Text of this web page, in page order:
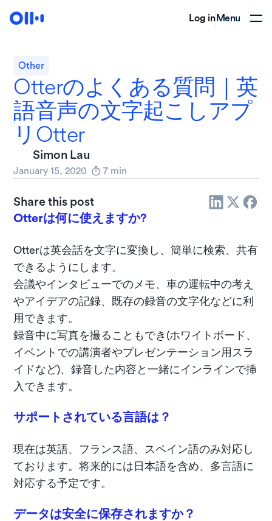
Log in Menu
Other
Otterのよくある質問｜英
語音声の文字起こしアプ
リOtter
Simon Lau
January 15, 2020 7 min
Share this post
Otterは何に使えますか?
Otterは英会話を文字に変換し、簡単に検索、共有
できるようにします。
会議やインタビューでのメモ、車の運転中の考え
やアイデアの記録、既存の録音の文字化などに利
用できます。
録音中に写真を撮ることもでき(ホワイトボード、
イベントでの講演者やプレゼンテーション用スラ
イドなど)、録音した内容と一緒にインラインで挿
入できます。
サポートされている言語は？
現在は英語、フランス語、スペイン語のみ対応し
ております。将来的には日本語を含め、多言語に
対応する予定です。
データは安全に保存されますか？